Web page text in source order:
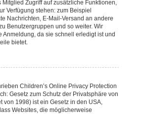
Mitglied Zugriff auf zusätzliche Funktionen,
Verfügung stehen: zum Beispiel
Nachrichten, E-Mail-Versand an andere
Benutzergruppen und so weiter. Wir
Anmeldung, da sie schnell erledigt ist und
bietet.
Children’s Online Privacy Protection
Gesetz zum Schutz der Privatsphäre von
von 1998) ist ein Gesetz in den USA,
Websites, die möglicherweise